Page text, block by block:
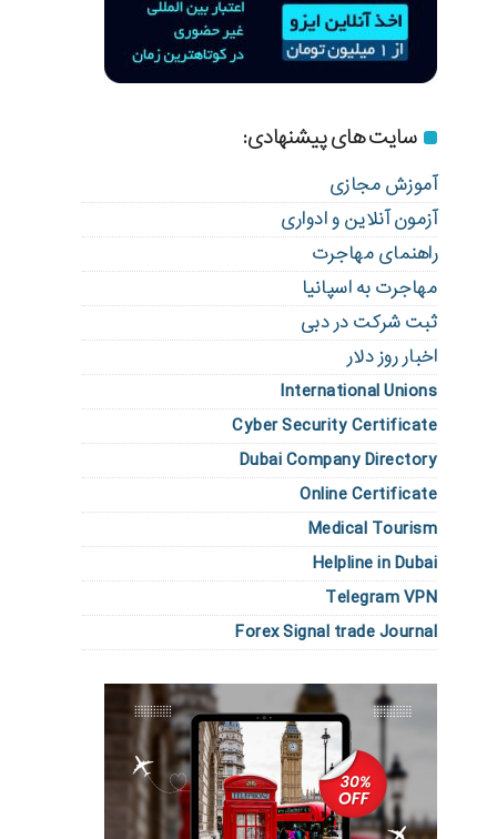
سایت های پیشنهادی:
آموزش مجازی
آزمون آنلاین و ادواری
راهنمای مهاجرت
مهاجرت به اسپانیا
ثبت شرکت در دبی
اخبار روز دلار
International Unions
Cyber Security Certificate
Dubai Company Directory
Online Certificate
Medical Tourism
Helpline in Dubai
Telegram VPN
Forex Signal trade Journal